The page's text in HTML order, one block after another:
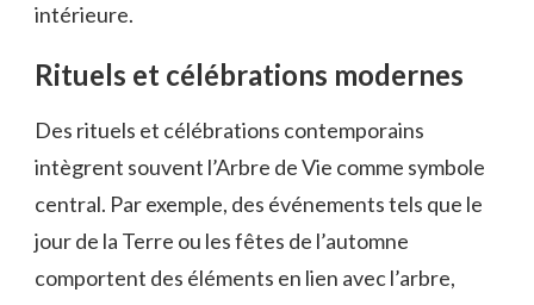
intérieure.
Rituels et célébrations modernes
Des rituels et célébrations contemporains
intègrent souvent l’Arbre de Vie comme symbole
central. Par exemple, des événements tels que le
jour de la Terre ou les fêtes de l’automne
comportent des éléments en lien avec l’arbre,